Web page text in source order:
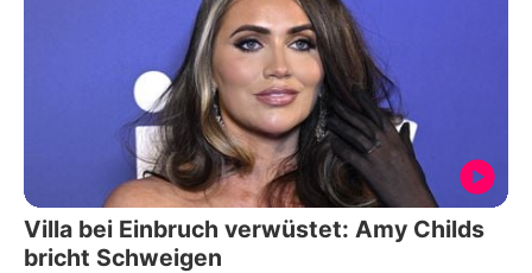
Villa bei Einbruch verwüstet: Amy Childs
bricht Schweigen